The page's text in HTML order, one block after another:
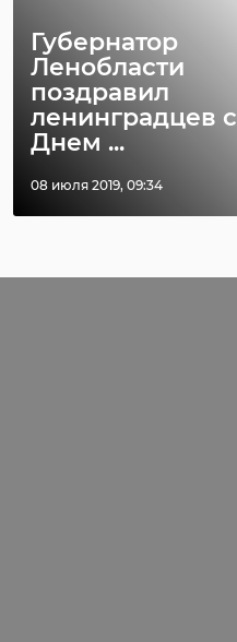
Губернатор
Ленобласти
поздравил
ленинградцев с
Днем ...
08 июля 2019, 09:34